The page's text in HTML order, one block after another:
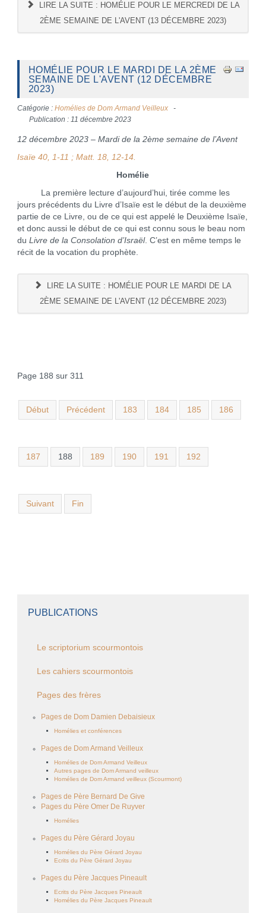
LIRE LA SUITE : HOMÉLIE POUR LE MERCREDI DE LA
2ÈME SEMAINE DE L'AVENT (13 DÉCEMBRE 2023)
HOMÉLIE POUR LE MARDI DE LA 2ÈME
SEMAINE DE L'AVENT (12 DÉCEMBRE
2023)
Catégorie : Homélies de Dom Armand Veilleux
Publication : 11 décembre 2023
12 décembre 2023 – Mardi de la 2ème semaine de l’Avent
Isaïe 40, 1-11 ; Matt. 18, 12-14.
Homélie
La première lecture d’aujourd’hui, tirée comme les
jours précédents du Livre d’Isaïe est le début de la deuxième
partie de ce Livre, ou de ce qui est appelé le Deuxième Isaïe,
et donc aussi le début de ce qui est connu sous le beau nom
du Livre de la Consolation d’Israël. C’est en même temps le
récit de la vocation du prophète.
LIRE LA SUITE : HOMÉLIE POUR LE MARDI DE LA
2ÈME SEMAINE DE L'AVENT (12 DÉCEMBRE 2023)
Page 188 sur 311
Début Précédent 183 184 185 186
187 188 189 190 191 192
Suivant Fin
PUBLICATIONS
Le scriptorium scourmontois
Les cahiers scourmontois
Pages des frères
Pages de Dom Damien Debaisieux
Homélies et conférences
Pages de Dom Armand Veilleux
Homélies de Dom Armand Veilleux
Autres pages de Dom Armand veilleux
Homélies de Dom Armand veilleux (Scourmont)
Pages de Père Bernard De Give
Pages du Père Omer De Ruyver
Homélies
Pages du Père Gérard Joyau
Homélies du Père Gérard Joyau
Ecrits du Père Gérard Joyau
Pages du Père Jacques Pineault
Ecrits du Père Jacques Pineault
Homélies du Père Jacques Pineault